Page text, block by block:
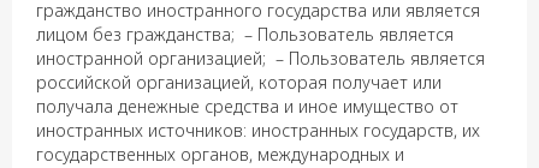
гражданство иностранного государства или является
лицом без гражданства; – Пользователь является
иностранной организацией; – Пользователь является
российской организацией, которая получает или
получала денежные средства и иное имущество от
иностранных источников: иностранных государств, их
государственных органов, международных и